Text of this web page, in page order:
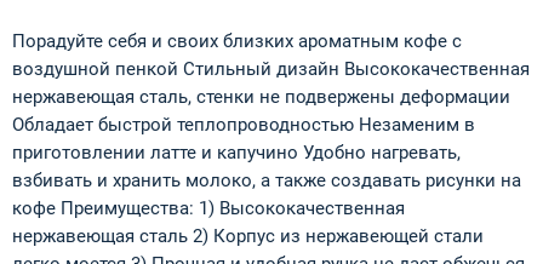
Порадуйте себя и своих близких ароматным кофе с
воздушной пенкой Стильный дизайн Высококачественная
нержавеющая сталь, стенки не подвержены деформации
Обладает быстрой теплопроводностью Незаменим в
приготовлении латте и капучино Удобно нагревать,
взбивать и хранить молоко, а также создавать рисунки на
кофе Преимущества: 1) Высококачественная
нержавеющая сталь 2) Корпус из нержавеющей стали